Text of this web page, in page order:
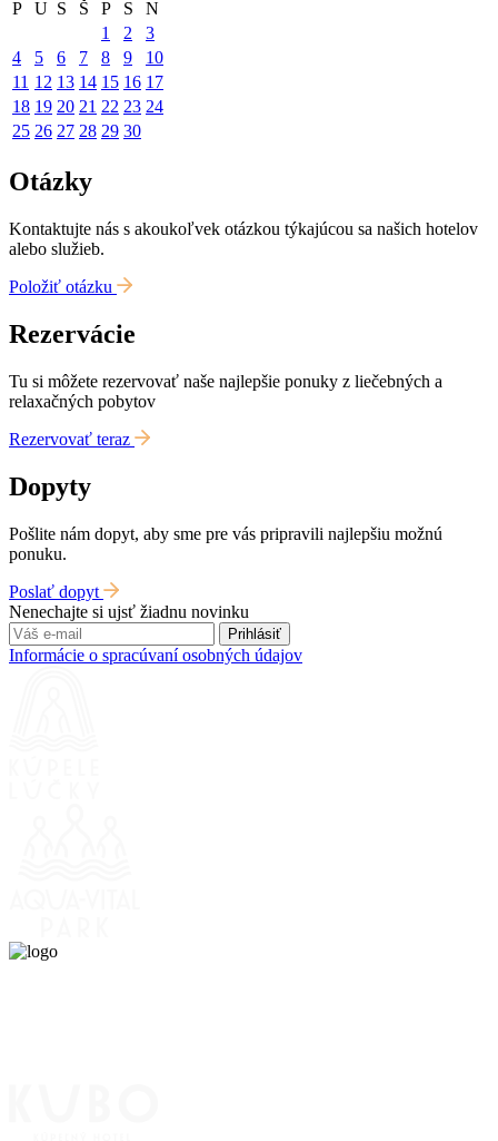
P U S Š P S
N
1
2
3
4
5 6 7 8 9
10
11 12 13 14 15 16 17
18 19 20 21 22 23 24
25 26 27 28 29 30
Otázky
Kontaktujte nás s akoukoľvek otázkou týkajúcou sa našich hotelov
alebo služieb.
Položiť otázku
Rezervácie
Tu si môžete rezervovať naše najlepšie ponuky z liečebných a
relaxačných pobytov
Rezervovať teraz
Dopyty
Pošlite nám dopyt, aby sme pre vás pripravili najlepšiu možnú
ponuku.
Poslať dopyt
Nenechajte si ujsť žiadnu novinku
Prihlásiť
Informácie o spracúvaní osobných údajov